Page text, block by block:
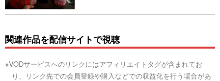
関連作品を配信サイトで視聴
※VODサービスへのリンクにはアフィリエイトタグが含まれてお
り、リンク先での会員登録や購入などでの収益化を行う場合があ